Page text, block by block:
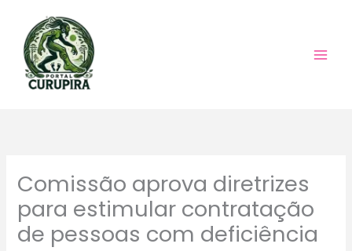
conteúdo
Comissão aprova diretrizes
para estimular contratação
de pessoas com deficiência